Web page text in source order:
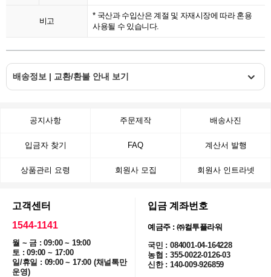
비고
* 국산과 수입산은 계절 및 자재시장에 따라 혼용
사용될 수 있습니다.
배송정보 | 교환/환불 안내 보기
공지사항 주문제작 배송사진
입금자 찾기 FAQ 계산서 발행
상품관리 요령 회원사 모집 회원사 인트라넷
고객센터
1544-1141
월 ~ 금 : 09:00 ~ 19:00
토 : 09:00 ~ 17:00
일/휴일 : 09:00 ~ 17:00 (채널톡만
운영)
입금 계좌번호
예금주 : ㈜컬투플라워
국민 : 084001-04-164228
농협 : 355-0022-0126-03
신한 : 140-009-926859